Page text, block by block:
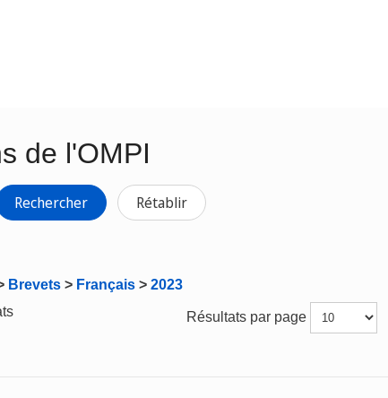
de l'OMPI
Rechercher Rétablir
Brevets > Français > 2023
Résultats par page